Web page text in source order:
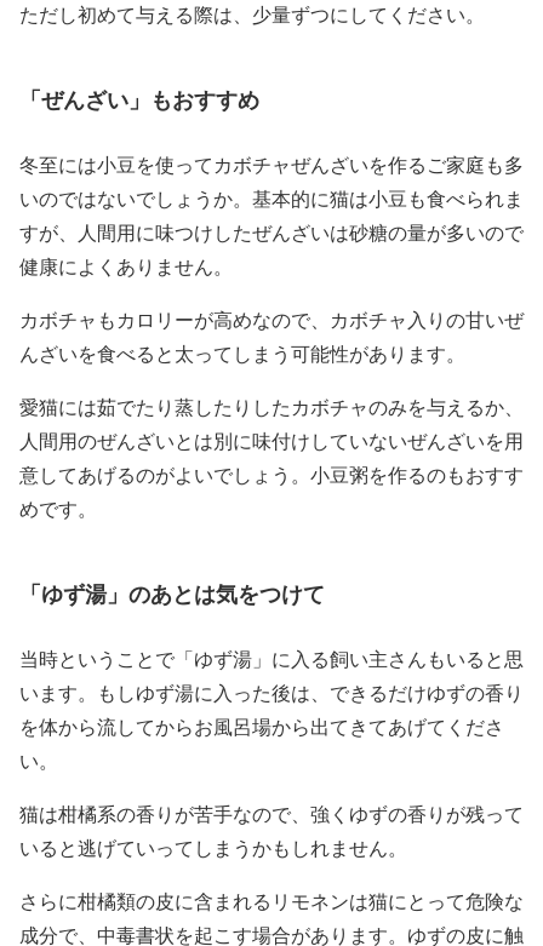
ただし初めて与える際は、少量ずつにしてください。
「ぜんざい」もおすすめ
冬至には小豆を使ってカボチャぜんざいを作るご家庭も多
いのではないでしょうか。基本的に猫は小豆も食べられま
すが、人間用に味つけしたぜんざいは砂糖の量が多いので
健康によくありません。
カボチャもカロリーが高めなので、カボチャ入りの甘いぜ
んざいを食べると太ってしまう可能性があります。
愛猫には茹でたり蒸したりしたカボチャのみを与えるか、
人間用のぜんざいとは別に味付けしていないぜんざいを用
意してあげるのがよいでしょう。小豆粥を作るのもおすす
めです。
「ゆず湯」のあとは気をつけて
当時ということで「ゆず湯」に入る飼い主さんもいると思
います。もしゆず湯に入った後は、できるだけゆずの香り
を体から流してからお風呂場から出てきてあげてくださ
い。
猫は柑橘系の香りが苦手なので、強くゆずの香りが残って
いると逃げていってしまうかもしれません。
さらに柑橘類の皮に含まれるリモネンは猫にとって危険な
成分で、中毒書状を起こす場合があります。ゆずの皮に触